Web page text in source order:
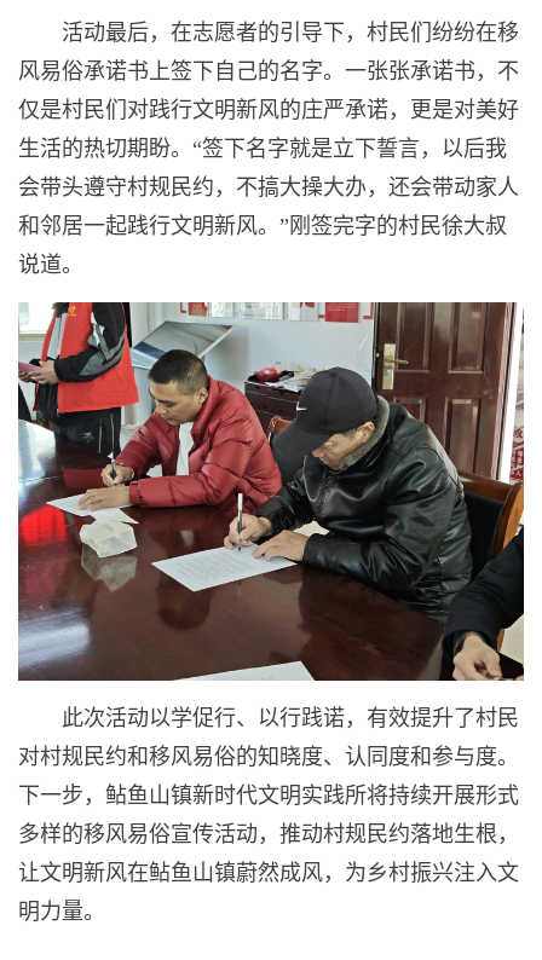
活动最后，在志愿者的引导下，村民们纷纷在移
风易俗承诺书上签下自己的名字。一张张承诺书，不
仅是村民们对践行文明新风的庄严承诺，更是对美好
生活的热切期盼。“签下名字就是立下誓言，以后我
会带头遵守村规民约，不搞大操大办，还会带动家人
和邻居一起践行文明新风。”刚签完字的村民徐大叔
说道。
此次活动以学促行、以行践诺，有效提升了村民
对村规民约和移风易俗的知晓度、认同度和参与度。
下一步，鲇鱼山镇新时代文明实践所将持续开展形式
多样的移风易俗宣传活动，推动村规民约落地生根，
让文明新风在鲇鱼山镇蔚然成风，为乡村振兴注入文
明力量。